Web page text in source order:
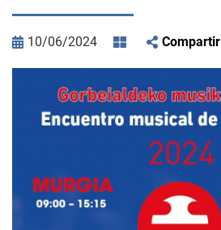
10/06/2024 Compartir